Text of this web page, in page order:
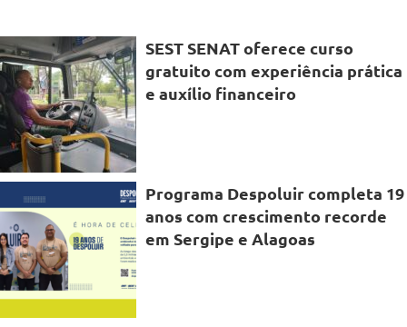
SEST SENAT oferece curso
gratuito com experiência prática
e auxílio financeiro
Programa Despoluir completa 19
anos com crescimento recorde
em Sergipe e Alagoas